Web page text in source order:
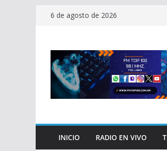
Saltar6 de agosto de 2026
INICIO RADIO EN VIVO